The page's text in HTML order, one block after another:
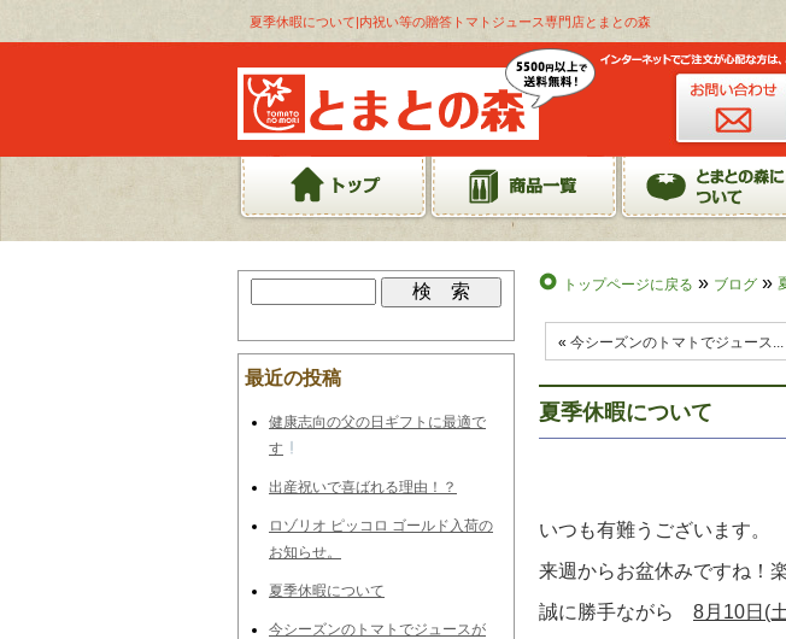
夏季休暇について|内祝い等の贈答トマトジュース専門店とまとの森
トップページに戻る » ブログ »
« 今シーズンのトマトでジュース...
夏季休暇について
いつも有難うございます。
来週からお盆休みですね！
誠に勝手ながら 8月10日(
最近の投稿
健康志向の父の日ギフトに最適で
す
出産祝いで喜ばれる理由！？
ロゾリオ ピッコロ ゴールド入荷の
お知らせ。
夏季休暇について
今シーズンのトマトでジュースが